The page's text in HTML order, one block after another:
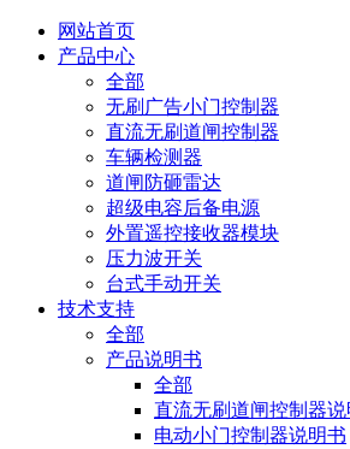
网站首页
产品中心
全部
无刷广告小门控制器
直流无刷道闸控制器
车辆检测器
道闸防砸雷达
超级电容后备电源
外置遥控接收器模块
压力波开关
台式手动开关
技术支持
全部
产品说明书
全部
直流无刷道闸控制器说
电动小门控制器说明书